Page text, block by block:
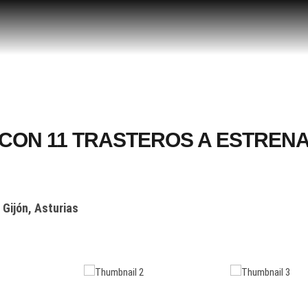
inmobiliaria en Gijón
11 TRASTEROS A
Gijón, Asturias